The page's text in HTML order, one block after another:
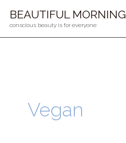
naarBEAUTIFUL MORNING
conscious beauty is for everyone
Vegan